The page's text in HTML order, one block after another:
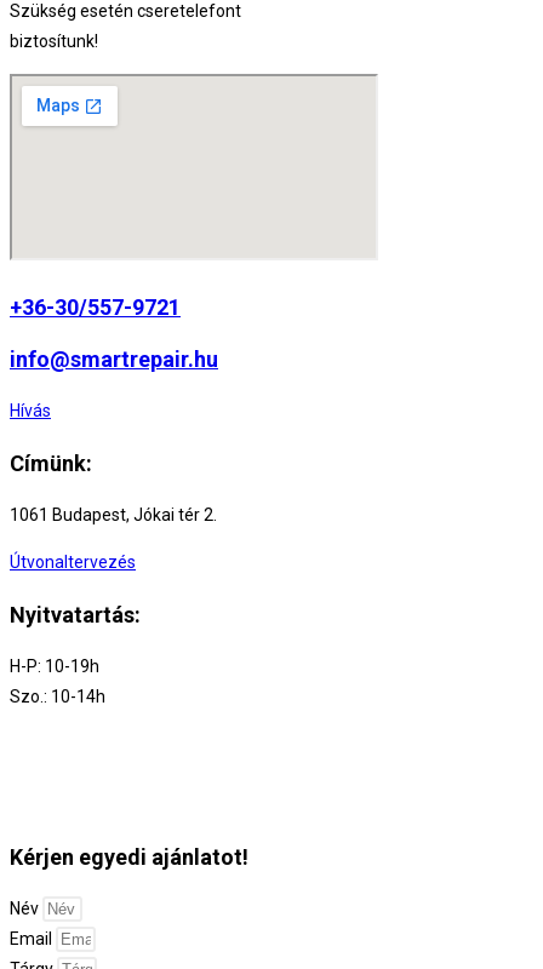
Szükség esetén cseretelefont
biztosítunk!
+36-30/557-9721
info@smartrepair.hu
Hívás
Címünk:
1061 Budapest, Jókai tér 2.
Útvonaltervezés
Nyitvatartás:
H-P: 10-19h
Szo.: 10-14h
Kérjen egyedi ajánlatot!
Név
Email